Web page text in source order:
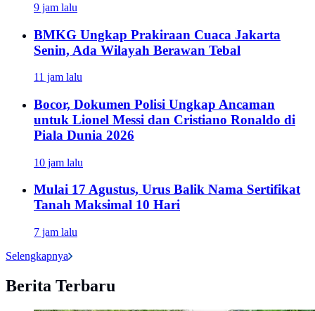
9 jam lalu
BMKG Ungkap Prakiraan Cuaca Jakarta
Senin, Ada Wilayah Berawan Tebal
11 jam lalu
Bocor, Dokumen Polisi Ungkap Ancaman
untuk Lionel Messi dan Cristiano Ronaldo di
Piala Dunia 2026
10 jam lalu
Mulai 17 Agustus, Urus Balik Nama Sertifikat
Tanah Maksimal 10 Hari
7 jam lalu
Selengkapnya
Berita Terbaru